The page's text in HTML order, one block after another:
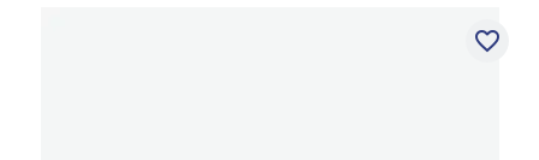
favorite_border